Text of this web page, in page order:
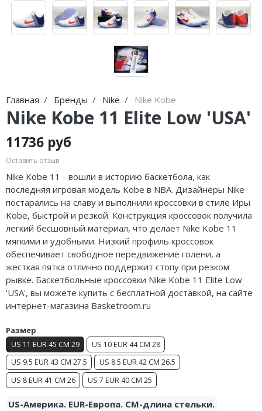
Главная Бренды Nike Nike Kobe
Nike Kobe 11 Elite Low 'USA'
11736 руб
Оставить отзыв
Nike Kobe 11 - вошли в историю баскетбола, как
последняя игровая модель Kobe в NBA. Дизайнеры Nike
постарались на славу и выполнили кроссовки в стиле Иры
Kobe, быстрой и резкой. Конструкция кроссовок получила
легкий бесшовный материал, что делает Nike Kobe 11
мягкими и удобными. Низкий профиль кроссовок
обеспечивает свободное передвижение голени, а
жесткая пятка отлично поддержит стопу при резком
рывке. Баскетбольные кроссовки Nike Kobe 11 Elite Low
'USA', вы можете купить с бесплатной доставкой, на сайте
интернет-магазина Basketroom.ru
Размер
US 11 EUR 45 CM 29
US 10 EUR 44 CM 28
US 9.5 EUR 43 CM 27.5
US 8.5 EUR 42 CM 26.5
US 8 EUR 41 CM 26
US 7 EUR 40 CM 25
US-Америка. EUR-Европа. CM-длина стельки.
Jordan Tatum
Air Jordan 39
Air Jordan 38
Air Jordan 37
Air Jordan 36
Air Jordan 1
Air Jordan 3
Air Jordan 4
Air Jordan 5
Air Jordan 6
Air Jordan 10
Air Jordan 11
Air Jordan 12
adidas Samba
adidas Adistar
adidas adiFOM
adidas Adizero
adidas Harden
adidas Dame
adidas AE
Adidas Yeezy Boost 350 V2